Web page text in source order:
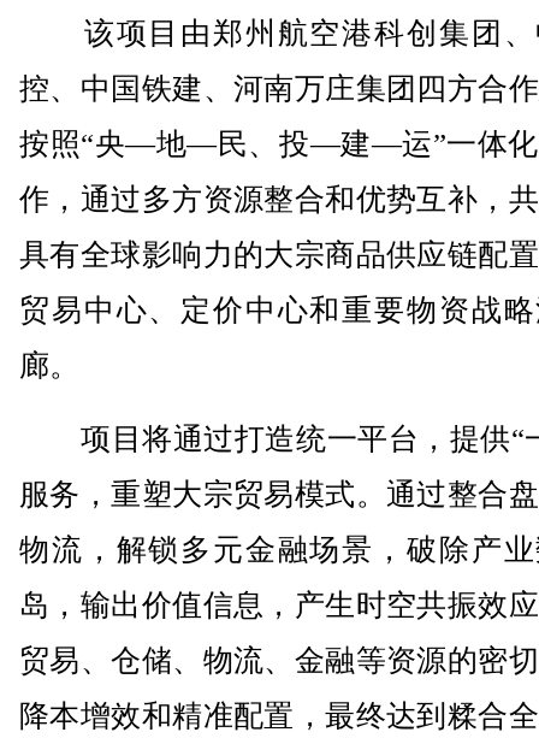
该项目由郑州航空港科创集团、
控、中国铁建、河南万庄集团四方合
按照“央—地—民、投—建—运”一体化
作，通过多方资源整合和优势互补，
具有全球影响力的大宗商品供应链配
贸易中心、定价中心和重要物资战
廊。
项目将通过打造统一平台，提供“
服务，重塑大宗贸易模式。通过整合
物流，解锁多元金融场景，破除产
岛，输出价值信息，产生时空共振效
贸易、仓储、物流、金融等资源的密
降本增效和精准配置，最终达到糅合